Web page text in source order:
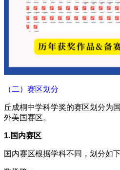
（二）赛区划分
丘成桐中学科学奖的赛区划分为
外美国赛区。
1.国内赛区
国内赛区根据学科不同，划分如下